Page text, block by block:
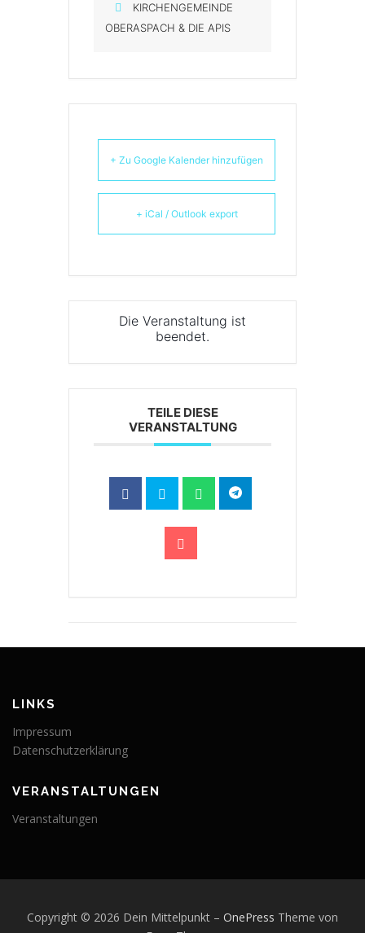
KIRCHENGEMEINDE
OBERASPACH & DIE APIS
+ Zu Google Kalender hinzufügen
+ iCal / Outlook export
Die Veranstaltung ist
beendet.
TEILE DIESE
VERANSTALTUNG
LINKS
Impressum
Datenschutzerklärung
VERANSTALTUNGEN
Veranstaltungen
Copyright © 2026 Dein Mittelpunkt – OnePress Theme von